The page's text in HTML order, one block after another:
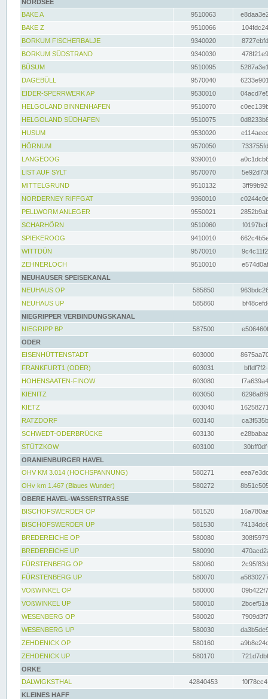
NORDSEE
BAKE A
9510063
BAKE Z
9510066
BORKUM FISCHERBALJE
9340020
BORKUM SÜDSTRAND
9340030
BÜSUM
9510095
DAGEBÜLL
9570040
EIDER-SPERRWERK AP
9530010
HELGOLAND BINNENHAFEN
9510070
HELGOLAND SÜDHAFEN
9510075
HUSUM
9530020
HÖRNUM
9570050
LANGEOOG
9390010
LIST AUF SYLT
9570070
MITTELGRUND
9510132
NORDERNEY RIFFGAT
9360010
PELLWORM ANLEGER
9550021
SCHARHÖRN
9510060
SPIEKEROOG
9410010
WITTDÜN
9570010
ZEHNERLOCH
9510010
NEUHAUSER SPEISEKANAL
NEUHAUS OP
585850
NEUHAUS UP
585860
NIEGRIPPER VERBINDUNGSKANAL
NIEGRIPP BP
587500
ODER
EISENHÜTTENSTADT
603000
FRANKFURT1 (ODER)
603031
HOHENSAATEN-FINOW
603080
KIENITZ
603050
KIETZ
603040
RATZDORF
603140
SCHWEDT-ODERBRÜCKE
603130
STÜTZKOW
603100
ORANIENBURGER HAVEL
OHV KM 3.014 (HOCHSPANNUNG)
580271
OHv km 1.467 (Blaues Wunder)
580272
OBERE HAVEL-WASSERSTRASSE
BISCHOFSWERDER OP
581520
BISCHOFSWERDER UP
581530
BREDEREICHE OP
580080
BREDEREICHE UP
580090
FÜRSTENBERG OP
580060
FÜRSTENBERG UP
580070
VOßWINKEL OP
580000
VOßWINKEL UP
580010
WESENBERG OP
580020
WESENBERG UP
580030
ZEHDENICK OP
580160
ZEHDENICK UP
580170
ORKE
DALWIGKSTHAL
42840453
KLEINES HAFF